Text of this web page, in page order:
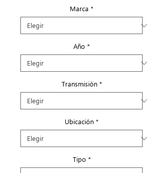
Marca *
Año *
Transmisión *
Ubicación *
Tipo *